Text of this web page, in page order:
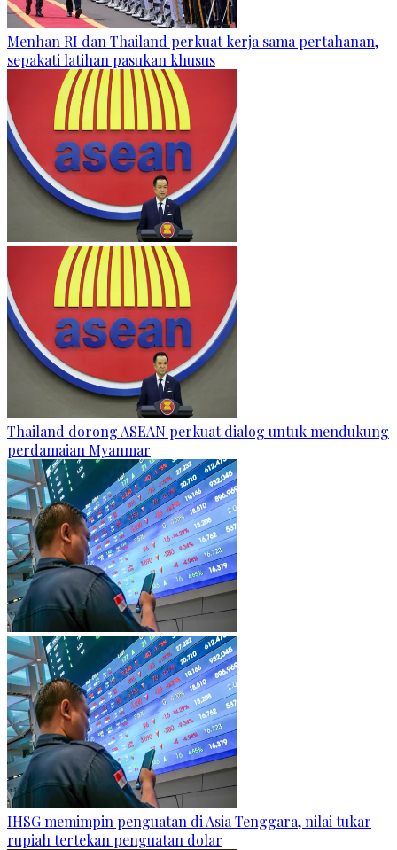
Menhan RI dan Thailand perkuat kerja sama pertahanan,
sepakati latihan pasukan khusus
Thailand dorong ASEAN perkuat dialog untuk mendukung
perdamaian Myanmar
IHSG memimpin penguatan di Asia Tenggara, nilai tukar
rupiah tertekan penguatan dolar